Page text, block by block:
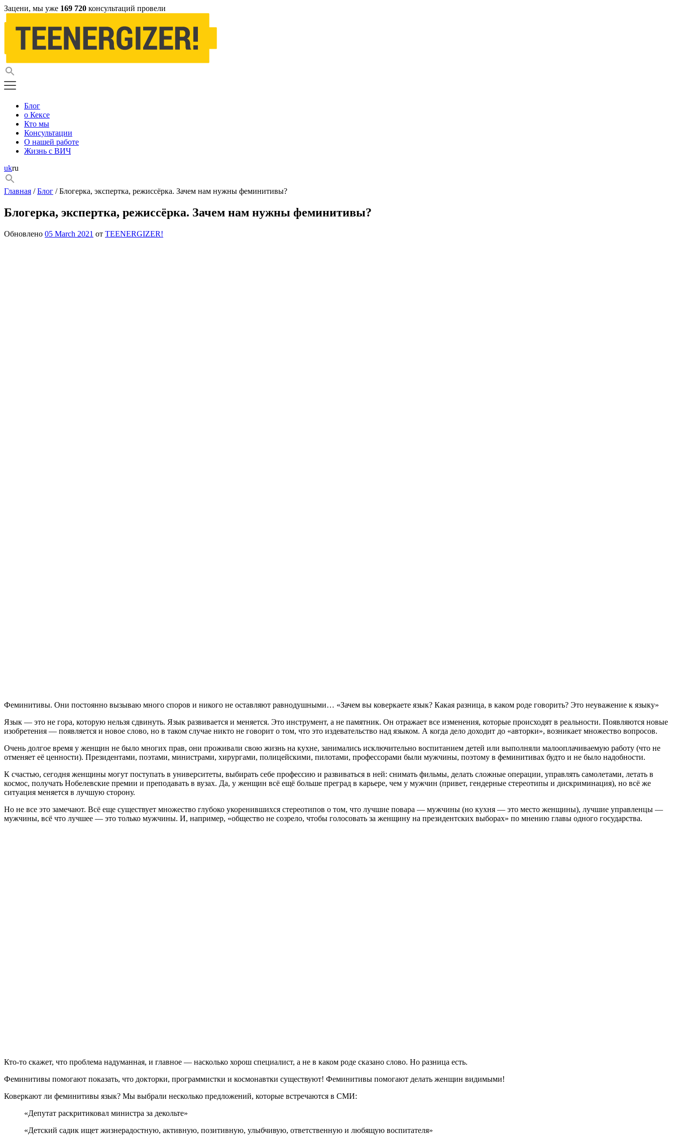
Зацени, мы уже 169 720 консультаций провели
Блог
о Кексе
Кто мы
Консультации
О нашей работе
Жизнь с ВИЧ
ukru
Главная /Блог / Блогерка, экспертка, режиссёрка. Зачем нам нужны феминитивы?
Блогерка, экспертка, режиссёрка. Зачем нам нужны феминитивы?
Обновлено 05 March 2021 от TEENERGIZER!
Феминитивы. Они постоянно вызываю много споров и никого не оставляют равнодушными… «Зачем вы коверкаете язык? Какая разница, в каком роде говорить? Это неуважение к языку»
Язык — это не гора, которую нельзя сдвинуть. Язык развивается и меняется. Это инструмент, а не памятник. Он отражает все изменения, которые происходят в реальности. Появляются новые
изобретения — появляется и новое слово, но в таком случае никто не говорит о том, что это издевательство над языком. А когда дело доходит до «авторки», возникает множество вопросов.
Очень долгое время у женщин не было многих прав, они проживали свою жизнь на кухне, занимались исключительно воспитанием детей или выполняли малооплачиваемую работу (что не
отменяет её ценности). Президентами, поэтами, министрами, хирургами, полицейскими, пилотами, профессорами были мужчины, поэтому в феминитивах будто и не было надобности.
К счастью, сегодня женщины могут поступать в университеты, выбирать себе профессию и развиваться в ней: снимать фильмы, делать сложные операции, управлять самолетами, летать в
космос, получать Нобелевские премии и преподавать в вузах. Да, у женщин всё ещё больше преград в карьере, чем у мужчин (привет, гендерные стереотипы и дискриминация), но всё же
ситуация меняется в лучшую сторону.
Но не все это замечают. Всё еще существует множество глубоко укоренившихся стереотипов о том, что лучшие повара — мужчины (но кухня — это место женщины), лучшие управленцы —
мужчины, всё что лучшее — это только мужчины. И, например, «общество не созрело, чтобы голосовать за женщину на президентских выборах» по мнению главы одного государства.
Кто-то скажет, что проблема надуманная, и главное — насколько хорош специалист, а не в каком роде сказано слово. Но разница есть.
Феминитивы помогают показать, что докторки, программистки и космонавтки существуют! Феминитивы помогают делать женщин видимыми!
Коверкают ли феминитивы язык? Мы выбрали несколько предложений, которые встречаются в СМИ:
«Депутат раскритиковал министра за декольте»
«Детский садик ищет жизнерадостную, активную, позитивную, улыбчивую, ответственную и любящую воспитателя»